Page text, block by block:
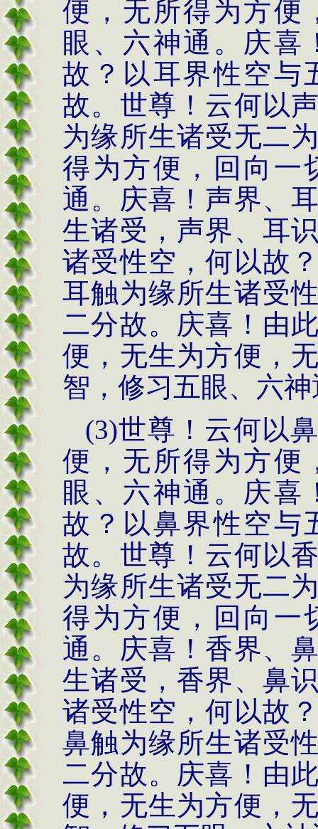
便，无所得为方便
眼、六神通。庆喜
故？以耳界性空与
故。世尊！云何以
为缘所生诸受无二
得为方便，回向一
通。庆喜！声界、
生诸受，声界、耳
诸受性空，何以故
耳触为缘所生诸受
二分故。庆喜！由
便，无生为方便，
智，修习五眼、六
(3)世尊！云何以
便，无所得为方便
眼、六神通。庆喜
故？以鼻界性空与
故。世尊！云何以
为缘所生诸受无二
得为方便，回向一
通。庆喜！香界、
生诸受，香界、鼻
诸受性空，何以故
鼻触为缘所生诸受
二分故。庆喜！由
便，无生为方便，